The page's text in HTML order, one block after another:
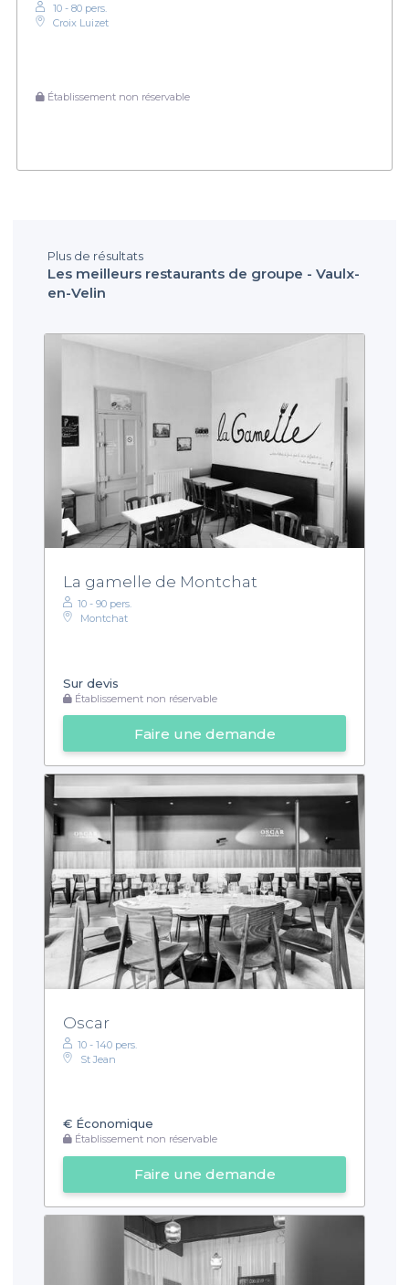
10 - 80 pers.
Croix Luizet
Établissement non réservable
Plus de résultats
Les meilleurs restaurants de groupe - Vaulx-
en-Velin
La gamelle de Montchat
10 - 90 pers.
Montchat
Sur devis
Établissement non réservable
Faire une demande
Oscar
10 - 140 pers.
St Jean
€ Économique
Établissement non réservable
Faire une demande